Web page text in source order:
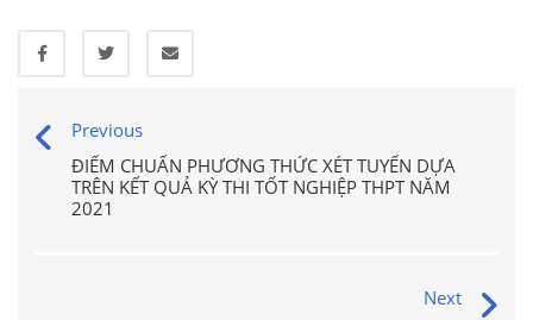
Previous
ĐIỂM CHUẨN PHƯƠNG THỨC XÉT TUYỂN DỰA
TRÊN KẾT QUẢ KỲ THI TỐT NGHIỆP THPT NĂM
2021
Next